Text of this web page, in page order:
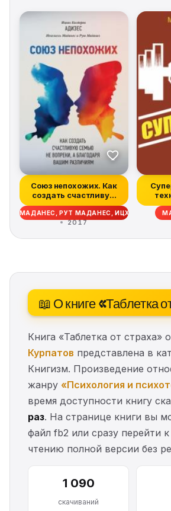
Союз непохожих. Как
создать счастливую
семью не во...
МАДАНЕС, РУТ МАДАНЕС, ИЦХАК АДИЗЕС
2017
📖 О книге «Таблетка
Книга «Таблетка от страха»
Курпатов представлена в
Книгизм. Произведение
жанру «Психология и
время доступности книгу
раз. На странице книги вы
файл fb2 или сразу перейти
чтению полной версии без
1 090
скачиваний